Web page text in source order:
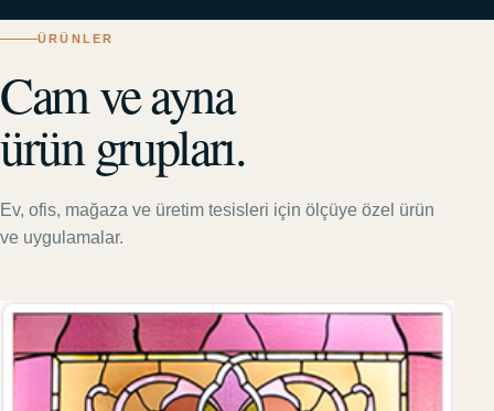
ÜRÜNLER
Cam ve ayna
ürün grupları.
Ev, ofis, mağaza ve üretim tesisleri için ölçüye özel ürün
ve uygulamalar.